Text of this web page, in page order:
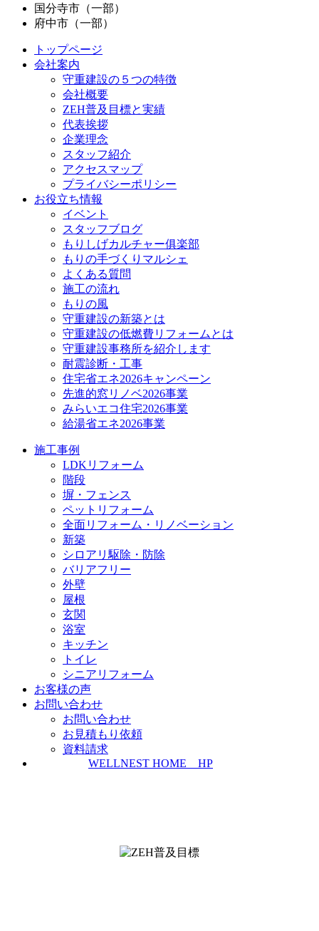
国分寺市（一部）
府中市（一部）
トップページ
会社案内
守重建設の５つの特徴
会社概要
ZEH普及目標と実績
代表挨拶
企業理念
スタッフ紹介
アクセスマップ
プライバシーポリシー
お役立ち情報
イベント
スタッフブログ
もりしげカルチャー俱楽部
もりの手づくりマルシェ
よくある質問
施工の流れ
もりの風
守重建設の新築とは
守重建設の低燃費リフォームとは
守重建設事務所を紹介します
耐震診断・工事
住宅省エネ2026キャンペーン
先進的窓リノベ2026事業
みらいエコ住宅2026事業
給湯省エネ2026事業
施工事例
LDKリフォーム
階段
塀・フェンス
ペットリフォーム
全面リフォーム・リノベーション
新築
シロアリ駆除・防除
バリアフリー
外壁
屋根
玄関
浴室
キッチン
トイレ
シニアリフォーム
お客様の声
お問い合わせ
お問い合わせ
お見積もり依頼
資料請求
WELLNEST HOME HP